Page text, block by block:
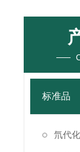
标准品
氘代